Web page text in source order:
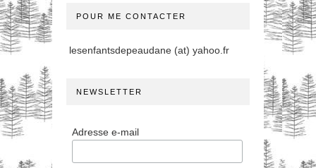
POUR ME CONTACTER
lesenfantsdepeaudane (at) yahoo.fr
NEWSLETTER
Adresse e-mail